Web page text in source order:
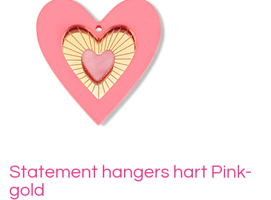
Statement hangers hart Pink-
gold